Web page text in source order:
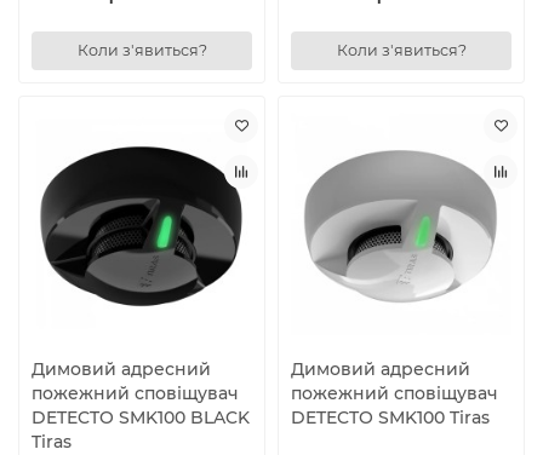
Коли з'явиться? Коли з'явиться?
Димовий адресний
пожежний сповіщувач
DETECTO SMK100 BLACK
Tiras
Димовий адресний
пожежний сповіщувач
DETECTO SMK100 Tiras